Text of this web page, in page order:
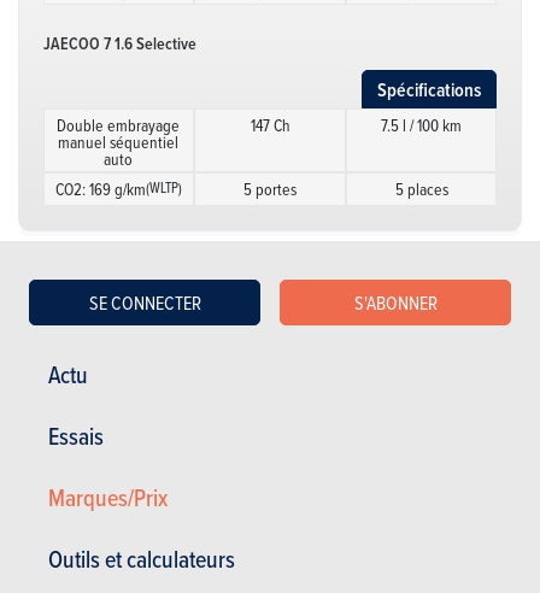
Actu
Essais
Marques/Prix
Outils et calculateurs
SE CONNECTER S'ABONNER
JAECOO 7 1.6 Selective
Spécifications
Double embrayage
manuel séquentiel
auto
147 Ch 7.5 l / 100 km
CO2: 169 g/km(WLTP) 5 portes 5 places